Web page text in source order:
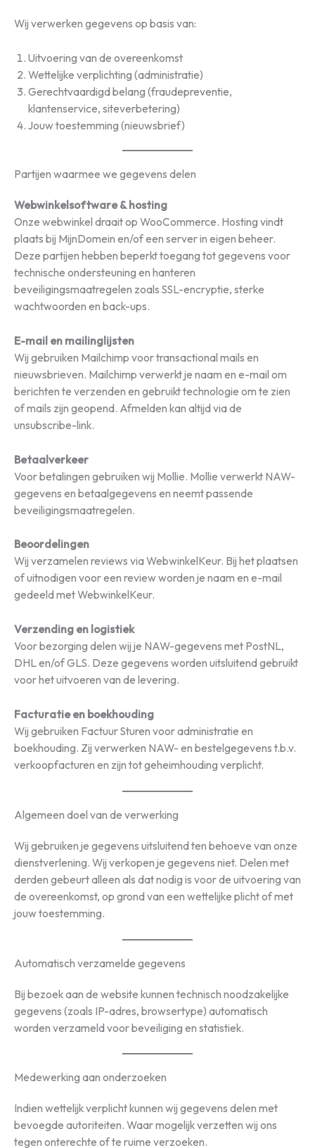
Wij verwerken gegevens op basis van:
Uitvoering van de overeenkomst
Wettelijke verplichting (administratie)
Gerechtvaardigd belang (fraudepreventie,
klantenservice, siteverbetering)
Jouw toestemming (nieuwsbrief)
Partijen waarmee we gegevens delen
Webwinkelsoftware & hosting
Onze webwinkel draait op WooCommerce. Hosting vindt
plaats bij MijnDomein en/of een server in eigen beheer.
Deze partijen hebben beperkt toegang tot gegevens voor
technische ondersteuning en hanteren
beveiligingsmaatregelen zoals SSL-encryptie, sterke
wachtwoorden en back-ups.
E-mail en mailinglijsten
Wij gebruiken Mailchimp voor transactional mails en
nieuwsbrieven. Mailchimp verwerkt je naam en e-mail om
berichten te verzenden en gebruikt technologie om te zien
of mails zijn geopend. Afmelden kan altijd via de
unsubscribe-link.
Betaalverkeer
Voor betalingen gebruiken wij Mollie. Mollie verwerkt NAW-
gegevens en betaalgegevens en neemt passende
beveiligingsmaatregelen.
Beoordelingen
Wij verzamelen reviews via WebwinkelKeur. Bij het plaatsen
of uitnodigen voor een review worden je naam en e-mail
gedeeld met WebwinkelKeur.
Verzending en logistiek
Voor bezorging delen wij je NAW-gegevens met PostNL,
DHL en/of GLS. Deze gegevens worden uitsluitend gebruikt
voor het uitvoeren van de levering.
Facturatie en boekhouding
Wij gebruiken Factuur Sturen voor administratie en
boekhouding. Zij verwerken NAW- en bestelgegevens t.b.v.
verkoopfacturen en zijn tot geheimhouding verplicht.
Algemeen doel van de verwerking
Wij gebruiken je gegevens uitsluitend ten behoeve van onze
dienstverlening. Wij verkopen je gegevens niet. Delen met
derden gebeurt alleen als dat nodig is voor de uitvoering van
de overeenkomst, op grond van een wettelijke plicht of met
jouw toestemming.
Automatisch verzamelde gegevens
Bij bezoek aan de website kunnen technisch noodzakelijke
gegevens (zoals IP-adres, browsertype) automatisch
worden verzameld voor beveiliging en statistiek.
Medewerking aan onderzoeken
Indien wettelijk verplicht kunnen wij gegevens delen met
bevoegde autoriteiten. Waar mogelijk verzetten wij ons
tegen onterechte of te ruime verzoeken.